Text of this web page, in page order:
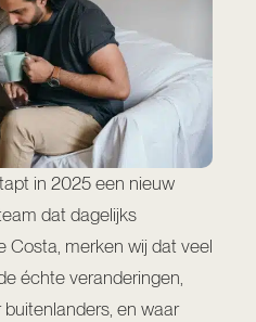
in 2025 een nieuw
dat dagelijks
Costa, merken wij dat veel
échte veranderingen,
en waar